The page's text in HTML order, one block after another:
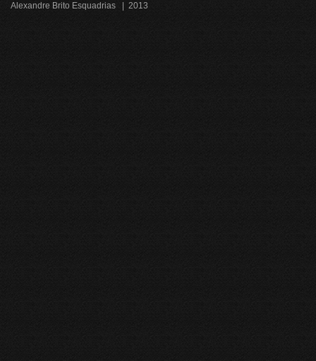
Alexandre Brito Esquadrias | 2013